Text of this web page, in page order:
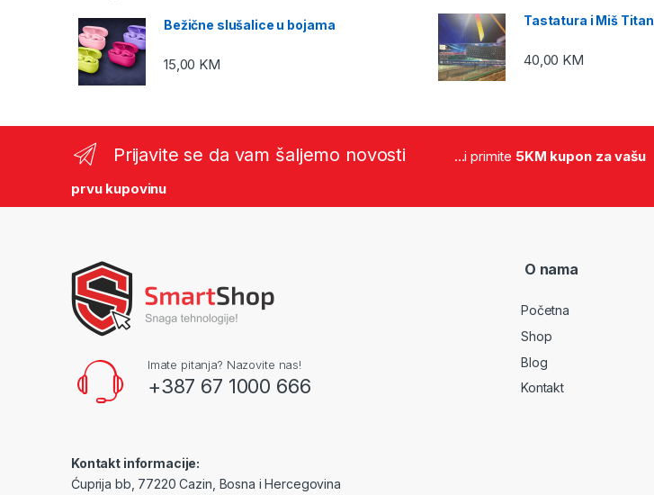
Bežične slušalice u bojama
15,00 KM
Tastatura i Miš Titan
40,00 KM
Prijavite se da vam šaljemo novosti ...i primite 5KM kupon za vašu
prvu kupovinu
Imate pitanja? Nazovite nas!
+387 67 1000 666
Kontakt informacije:
Ćuprija bb, 77220 Cazin, Bosna i Hercegovina
O nama
Početna
Shop
Blog
Kontakt